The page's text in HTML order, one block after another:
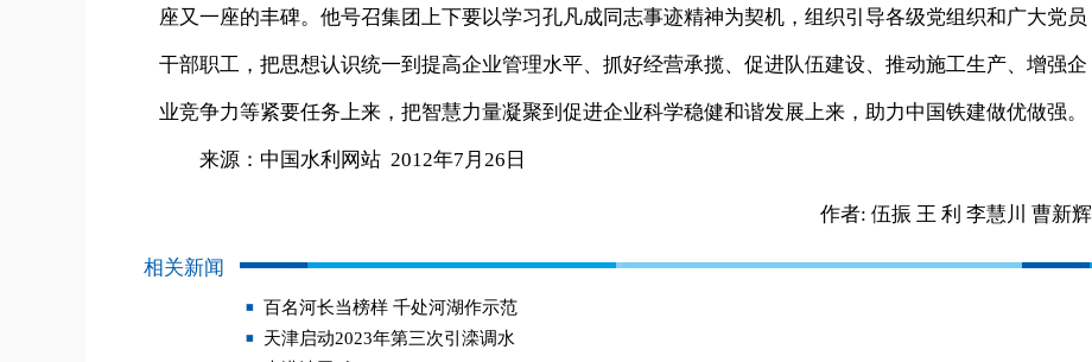
座又一座的丰碑。他号召集团上下要以学习孔凡成同志事迹精神为契机，组织引导各级党组织和广大党员
干部职工，把思想认识统一到提高企业管理水平、抓好经营承揽、促进队伍建设、推动施工生产、增强企
业竞争力等紧要任务上来，把智慧力量凝聚到促进企业科学稳健和谐发展上来，助力中国铁建做优做强。
来源：中国水利网站 2012年7月26日
作者: 伍振 王 利 李慧川 曹新辉
相关新闻
百名河长当榜样 千处河湖作示范
天津启动2023年第三次引滦调水